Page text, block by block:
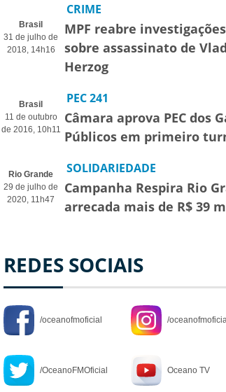
Brasil
31 de julho de
2018, 14h16
CRIME
MPF reabre investigações
sobre assassinato de
Herzog
Brasil
11 de outubro
de 2016, 10h11
PEC 241
Câmara aprova PEC dos
Públicos em primeiro
Rio Grande
29 de julho de
2020, 11h47
SOLIDARIEDADE
Campanha Respira Rio
arrecada mais de R$ 39
REDES SOCIAIS
/oceanofmoficial /
/OceanoFMOficial Oceano TV